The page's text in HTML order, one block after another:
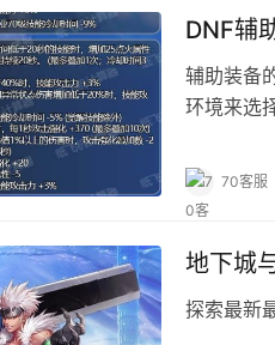
DNF辅
辅助装备
环境来选
70客服
地下城
探索最新